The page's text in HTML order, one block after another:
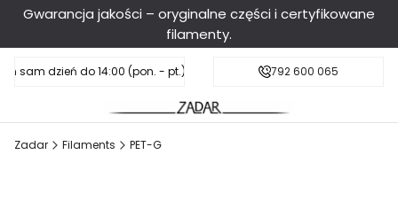
Gwarancja jakości – oryginalne części i certyfikowane
filamenty.
sam dzień do 14:00 (pon. - pt.), sobota do 11:00Darmowa dostawa od 199 zł
792 600 065
Zadar Filaments PET-G